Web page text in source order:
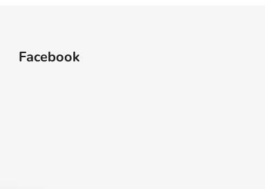
Facebook